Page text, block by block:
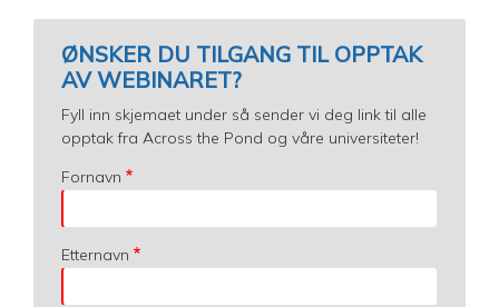
ØNSKER DU TILGANG TIL OPPTAK
AV WEBINARET?
Fyll inn skjemaet under så sender vi deg link til alle
opptak fra Across the Pond og våre universiteter!
Fornavn
Etternavn